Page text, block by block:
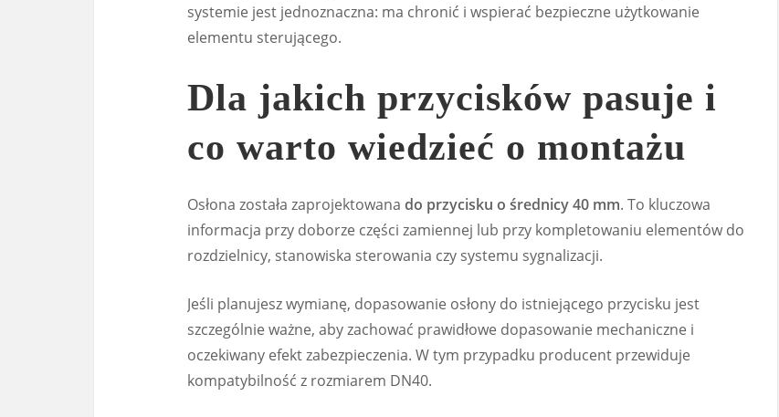
systemie jest jednoznaczna: ma chronić i wspierać bezpieczne użytkowanie
elementu sterującego.
Dla jakich przycisków pasuje i
co warto wiedzieć o montażu
Osłona została zaprojektowana do przycisku o średnicy 40 mm. To kluczowa
informacja przy doborze części zamiennej lub przy kompletowaniu elementów do
rozdzielnicy, stanowiska sterowania czy systemu sygnalizacji.
Jeśli planujesz wymianę, dopasowanie osłony do istniejącego przycisku jest
szczególnie ważne, aby zachować prawidłowe dopasowanie mechaniczne i
oczekiwany efekt zabezpieczenia. W tym przypadku producent przewiduje
kompatybilność z rozmiarem DN40.